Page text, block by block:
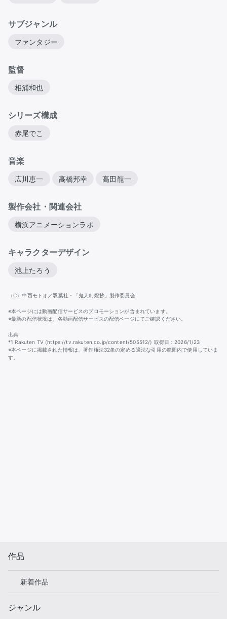
サブジャンル
ファンタジー
監督
相浦和也
シリーズ構成
赤尾でこ
音楽
広川恵一 高橋邦幸 髙田龍一
製作会社・関連会社
横浜アニメーションラボ
キャラクターデザイン
池上たろう
（C）中西モトオ／双葉社・「鬼人幻燈抄」製作委員会
※本ページには動画配信サービスのプロモーションが含まれています。
※最新の配信状況は、各動画配信サービスの配信ページにてご確認ください。
出典
*1 Rakuten TV (https://tv.rakuten.co.jp/content/505512/) 取得日：2026/1/23
※本ページに掲載された情報は、著作権法32条の定める適法な引用の範囲内で使用していま
す。
作品
新着作品
ジャンル